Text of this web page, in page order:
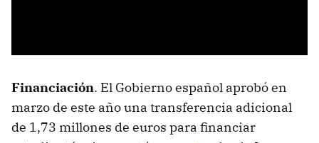
Financiación. El Gobierno español aprobó en
marzo de este año una transferencia adicional
de 1,73 millones de euros para financiar